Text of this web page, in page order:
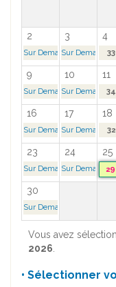
2 3 4
Sur Demande >Sur Demande >
9 10 11
Sur Demande >Sur Demande >
16 17 18
Sur Demande >Sur Demande >
23 24 25
Sur Demande >Sur Demande >
30
Sur Demande >
Vous avez
2026.
• Sélectionner